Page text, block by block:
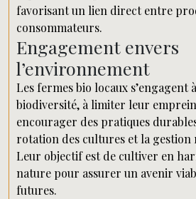
favorisant un lien direct entre
consommateurs.
Engagement envers
l’environnement
Les fermes bio locaux s’engagent
biodiversité, à limiter leur
encourager des pratiques
rotation des cultures et la gestion
Leur objectif est de cultiver en
nature pour assurer un avenir
futures.